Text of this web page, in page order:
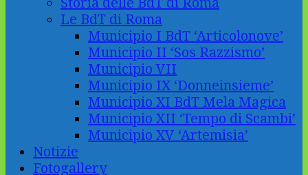
Le BdT di Roma
Municipio I BdT ‘Articolonove’
Municipio II ‘Sos Razzismo’
Municipio VII
Municipio IX ‘Donneinsieme’
Municipio XI BdT Mela Magica
Municipio XII ‘Tempo di Scambi’
Municipio XV ‘Artemisia’
Notizie
Fotogallery